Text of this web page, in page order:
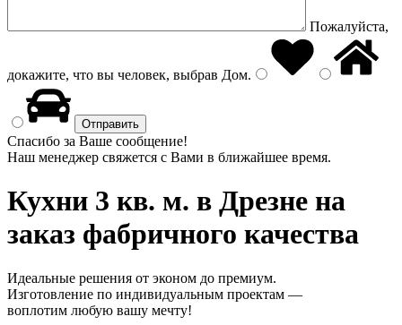
Пожалуйста,
докажите, что вы человек, выбрав Дом.
Спасибо за Ваше сообщение!
Наш менеджер свяжется с Вами в ближайшее время.
Кухни 3 кв. м. в Дрезне на
заказ фабричного качества
Идеальные решения от эконом до премиум.
Изготовление по индивидуальным проектам —
воплотим любую вашу мечту!